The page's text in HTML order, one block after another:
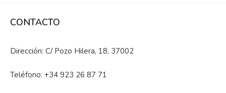
CONTACTO
Dirección: C/ Pozo Hilera, 18, 37002
Teléfono: +34 923 26 87 71